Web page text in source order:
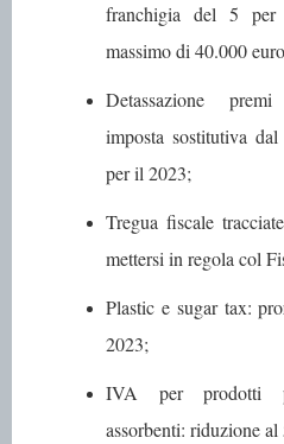
franchigia del 5
massimo di 40.000
Detassazione
imposta sostitutiva
per il 2023;
Tregua fiscale
mettersi in regola col
Plastic e sugar tax:
2023;
IVA per prodotti
assorbenti: riduzione al